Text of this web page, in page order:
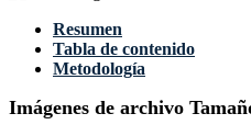
Resumen
Tabla de contenido
Metodología
Imágenes de archivo